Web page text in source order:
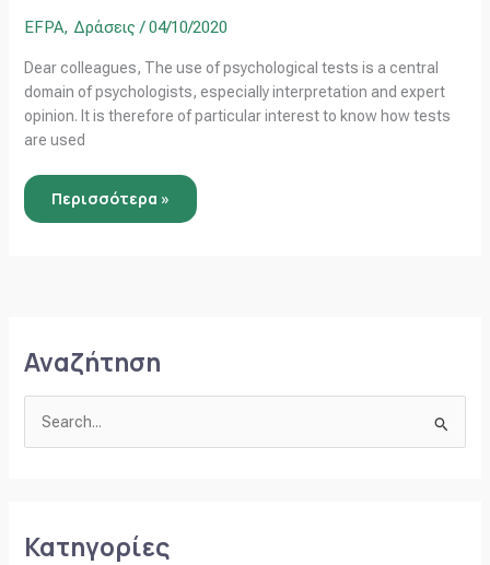
EFPA, Δράσεις /04/10/2020
Dear colleagues, The use of psychological tests is a central
domain of psychologists, especially interpretation and expert
opinion. It is therefore of particular interest to know how tests
are used
Περισσότερα »
Αναζήτηση
ή
Κατηγορίες